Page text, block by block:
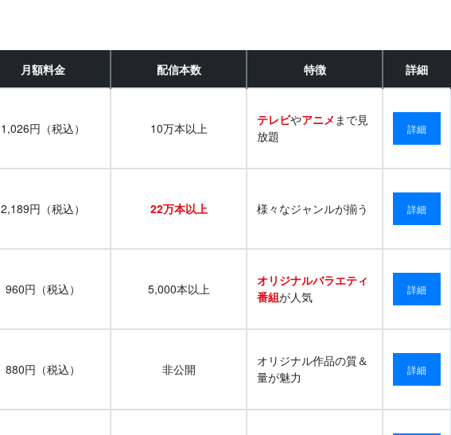
月額料金 配信本数 特徴 詳細
1,026円（税込） 10万本以上
テレビやアニメ まで見
放題
詳細
2,189円（税込） 22万本以上 様々なジャンルが揃う 詳細
960円（税込） 5,000本以上
オリジナルバラエティ
番組が人気 詳細
880円（税込） 非公開
オリジナル作品の質＆
量が魅力
詳細